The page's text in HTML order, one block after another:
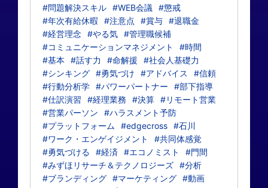
#問題解決スキル #WEB会議
#懲戒
#年次有給休暇
#注意点 #賞与 #退職金
#経営理念 #やる気 #管理職候補
#コミュニケーションマネジメント
#時間
#基本
#話す力 #命解援
#社会人基礎力
#シンキング #勇気づけ #アドバイス
#信頼
#行動分析学 #パワーパートナー
#部下指導
#仕訳演習
#経理業務 #決算 #リモート営業
#営業パーソン
#ハラスメント予防
#プラットフォーム
#edgecross #石川
#ワーク・エンゲイジメント
#共同体感覚
#勇気づける
#経済 #エコノミスト
#門間
#みずほリサーチ＆テクノロジーズ #分析
#ブランディング #マーケティング #動画